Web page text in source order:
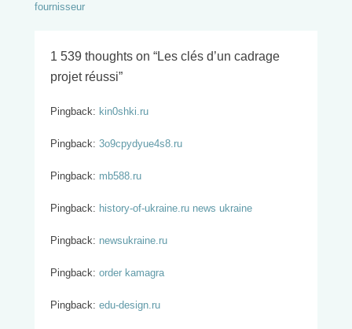
fournisseur
1 539 thoughts on “Les clés d’un cadrage
projet réussi”
Pingback: kin0shki.ru
Pingback: 3o9cpydyue4s8.ru
Pingback: mb588.ru
Pingback: history-of-ukraine.ru news ukraine
Pingback: newsukraine.ru
Pingback: order kamagra
Pingback: edu-design.ru